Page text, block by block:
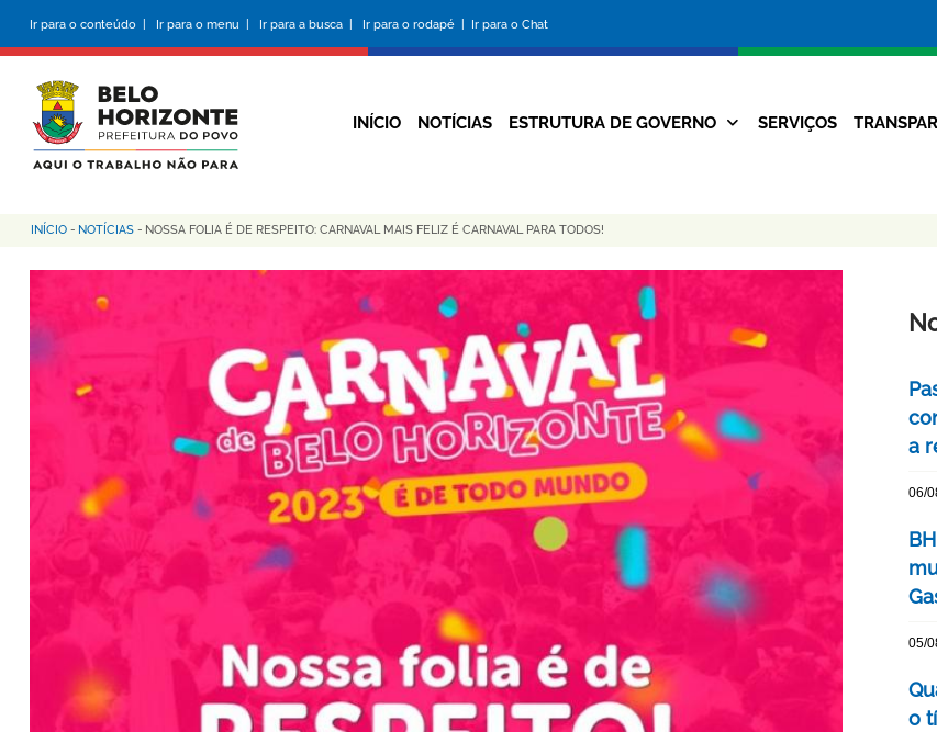
conteúdo
principal
Ir para o conteúdo | Ir para o menu | Ir para a busca | Ir para o rodapé | Ir para o Chat
da
Prefeitura
Navegação
INÍCIO NOTÍCIAS ESTRUTURA DE GOVERNO SERVIÇOS
Trilha
de
navegação
INÍCIO - NOTÍCIAS - NOSSA FOLIA É DE RESPEITO: CARNAVAL MAIS FELIZ É CARNAVAL PARA TODOS!
a
06/
05/
o